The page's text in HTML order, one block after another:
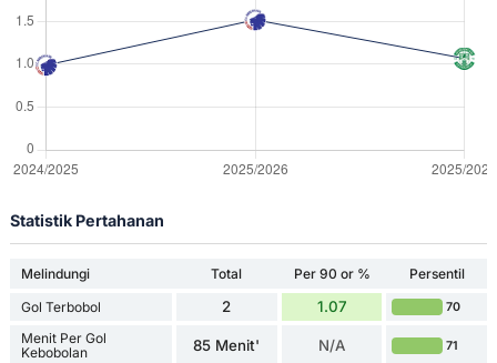
Statistik Pertahanan
Melindungi Total Per 90 or %
Persentil
Gol Terbobol
2 1.07 70
Menit Per Gol
Kebobolan
85 Menit' N/A 71